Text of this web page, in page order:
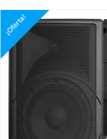
¡Oferta!